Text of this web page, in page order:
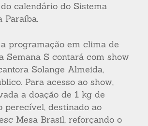
calendário do Sistema
Paraíba.
programação em clima de
Semana S contará com show
Solange Almeida,
Para acesso ao show,
a doação de 1 kg de
perecível, destinado ao
Mesa Brasil, reforçando o